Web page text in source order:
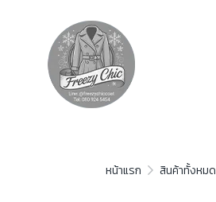
หน้าแรก สินค้าทั้งหมด